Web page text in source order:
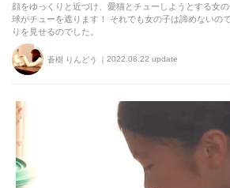
顔をゆっくりと近づけ、愛猫とチューしようとする女
球がチューを遮ります！ それでも女の子は諦めないの
りを見せるのでした。
蒼樹 りんどう 2022.08.22 update